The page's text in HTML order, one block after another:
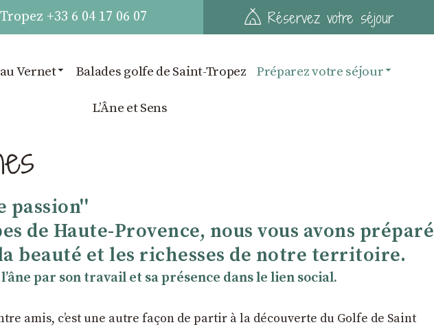
+33 6 04 17 06 07 Réservez votre séjour
Vernet Balades golfe de Saint-Tropez Préparez votre séjour
LʼÂne et Sens
passion''
de Haute-Provence, nous vous avons préparé
beauté et les richesses de notre territoire.
par son travail et sa présence dans le lien social.
amis, cʼest une autre façon de partir à la découverte du Golfe de Saint